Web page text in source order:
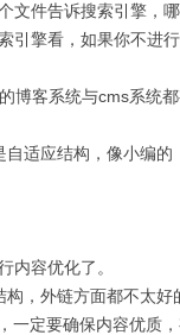
件告诉搜索引擎，
擎看，如果你不进
客系统与cms系统都
应结构，像小编的
容优化了。
外链方面都不太好
定要确保内容优质